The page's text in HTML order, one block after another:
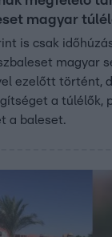
magyar
is csak
magyar
ezelőtt történt,
a túlélők,
a baleset.